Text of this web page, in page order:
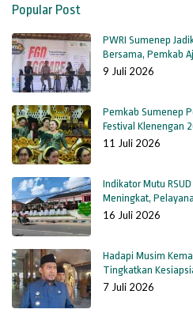
Popular Post
PWRI Sumenep
Bersama, Pemkab
9 Juli 2026
Pemkab Sumenep
Festival Klenengan
11 Juli 2026
Indikator Mutu
Meningkat,
16 Juli 2026
Hadapi Musim
Tingkatkan
7 Juli 2026